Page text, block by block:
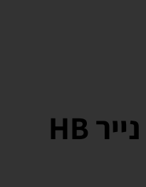
באנר שרשרת נייר HB